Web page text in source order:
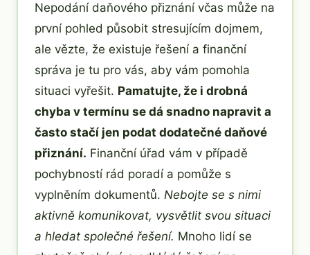
Nepodání daňového přiznání včas může na
první pohled působit stresujícím dojmem,
ale vězte, že existuje řešení a finanční
správa je tu pro vás, aby vám pomohla
situaci vyřešit. Pamatujte, že i drobná
chyba v termínu se dá snadno napravit a
často stačí jen podat dodatečné daňové
přiznání. Finanční úřad vám v případě
pochybností rád poradí a pomůže s
vyplněním dokumentů. Nebojte se s nimi
aktivně komunikovat, vysvětlit svou situaci
a hledat společné řešení. Mnoho lidí se